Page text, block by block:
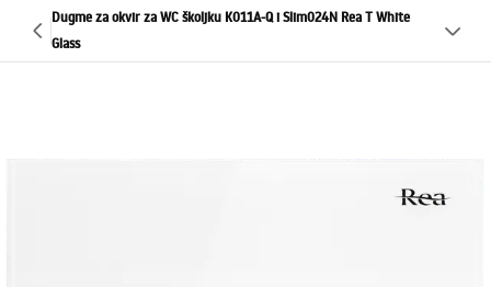
Dugme za okvir za WC školjku K011A-Q i Slim024N Rea T White
Glass